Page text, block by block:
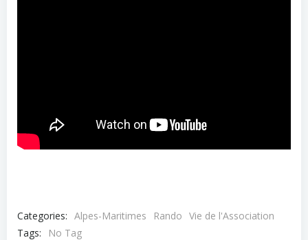
Categories: Alpes-Maritimes Rando Vie de l'Association
Tags:
No Tag